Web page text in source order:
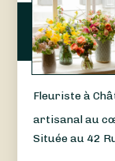
Fleuriste à
artisanal au
Située au 42